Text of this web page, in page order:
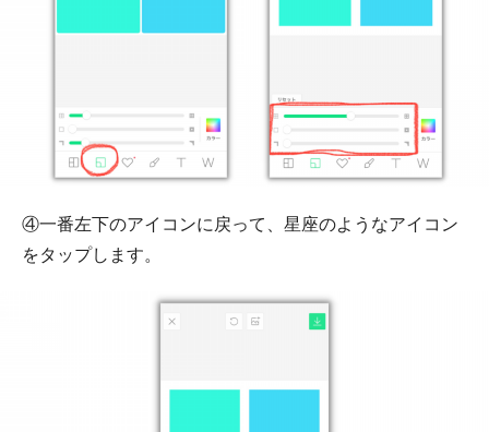
④一番左下のアイコンに戻って、星座のようなアイコン
をタップします。